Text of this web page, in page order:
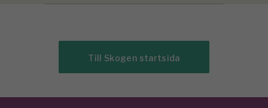
Till Skogen startsida